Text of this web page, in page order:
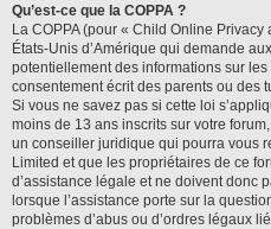
Qu’est-ce que la COPPA ?
La COPPA (pour « Child Online
États-Unis d’Amérique qui demande
potentiellement des informations sur
consentement écrit des parents ou des
Si vous ne savez pas si cette loi
moins de 13 ans inscrits sur votre
un conseiller juridique qui pourra vous
Limited et que les propriétaires de ce
d’assistance légale et ne doivent donc
lorsque l’assistance porte sur la
problèmes d’abus ou d’ordres légaux